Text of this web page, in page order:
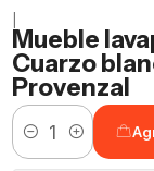
Mueble
Cuarzo
Provenzal
Cantidad